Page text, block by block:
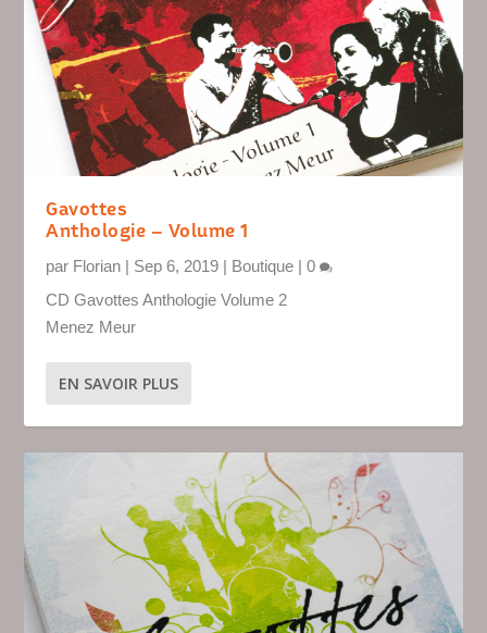
Gavottes
Anthologie – Volume 1
par Florian | Sep 6, 2019 | Boutique |0
CD Gavottes Anthologie Volume 2
Menez Meur
EN SAVOIR PLUS